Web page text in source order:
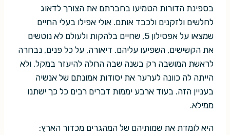
בספינת הדורות הטמיעו בחברתם את הצורך לדאוג
לחלשים ולזקנים ולכבד אותם. אולי אפילו בעלי החיים
שמצאו על אפסילון 5, שחיים בלהקות ולעולם לא נוטשים
את הקשישים, השפיעו עליהם. דיאורה, על כל פנים, נבחרה
לראשת המושבה רק בשנה שבה החלה להיעזר במקל, ולא
הייתה לה כוונה לערער את יסודות אמונתם של אנשיה
בעניין הזה. בעוד ארבע יממות דברים רבים כל כך ישתנו
ממילא.
היא לומדת את שמותיהם של המהגרים מכדור הארץ: